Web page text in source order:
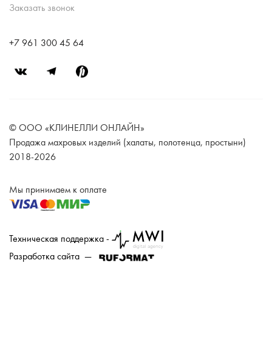
Заказать звонок
+7 961 300 45 64
© ООО «КЛИНЕЛЛИ ОНЛАЙН»
Продажа махровых изделий (халаты, полотенца, простыни)
2018-2026
Мы принимаем к оплате
Техническая поддержка -
Разработка сайта —